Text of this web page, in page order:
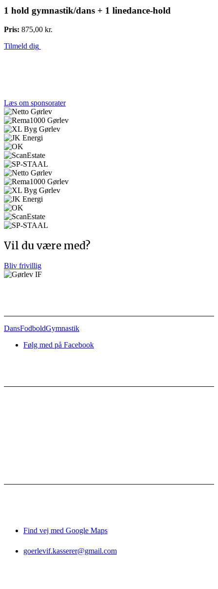
1 hold gymnastik/dans + 1 linedance-hold
Pris: 875,00 kr.
Tilmeld dig
Læs om sponsorater
Vil du være med?
Bliv frivillig
DansFodboldGymnastik
Følg med på Facebook
Find vej med Google Maps
goerlevif.kasserer@gmail.com